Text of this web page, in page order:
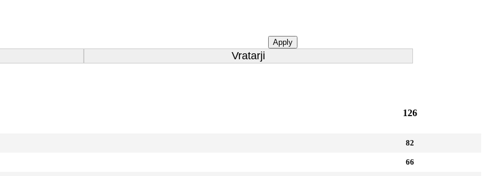
Apply
Vratarji
126
82
66